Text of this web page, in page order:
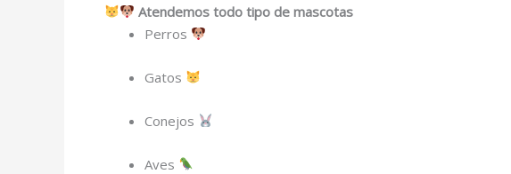
Atendemos todo tipo de mascotas
Perros
Gatos
Conejos
Aves